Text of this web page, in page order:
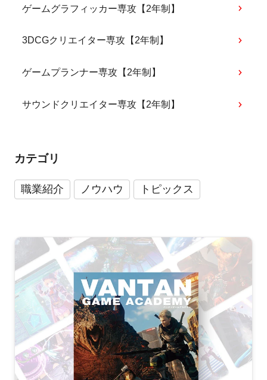
ゲームグラフィッカー専攻【2年制】
3DCGクリエイター専攻【2年制】
ゲームプランナー専攻【2年制】
サウンドクリエイター専攻【2年制】
カテゴリ
職業紹介 ノウハウ トピックス